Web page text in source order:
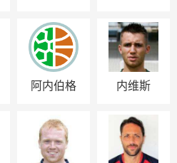
阿内伯格 内维斯